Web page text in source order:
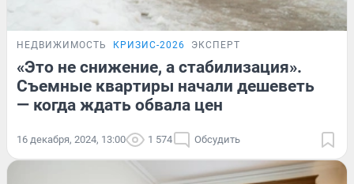
НЕДВИЖИМОСТЬ КРИЗИС-2026 ЭКСПЕРТ
«Это не снижение, а стабилизация».
Съемные квартиры начали дешеветь
— когда ждать обвала цен
16 декабря, 2024, 13:00 1 574 Обсудить